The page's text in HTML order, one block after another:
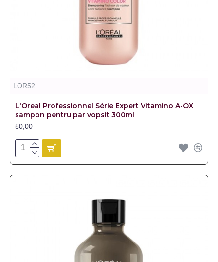
LOR52
L'Oreal Professionnel Série Expert Vitamino A-OX
sampon pentru par vopsit 300ml
50,00